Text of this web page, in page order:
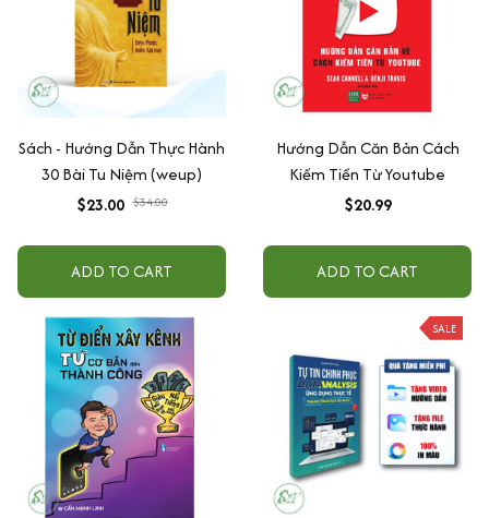
Sách - Hướng Dẫn Thực Hành
30 Bài Tu Niệm (weup)
$23.00 $34.00
ADD TO CART
Hướng Dẫn Căn Bản Cách
Kiếm Tiền Từ Youtube
$20.99
ADD TO CART
SALE